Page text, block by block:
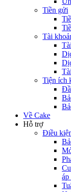
Tiền gửi
Tài
Tiện ích
Về Cake
Hỗ trợ
Điều
áp